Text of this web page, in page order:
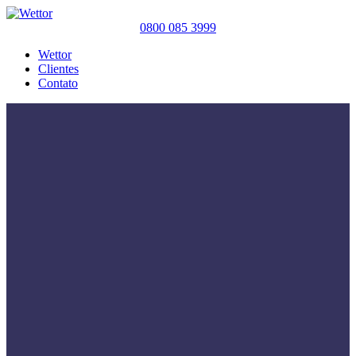
0800 085 3999
Wettor
Clientes
Contato